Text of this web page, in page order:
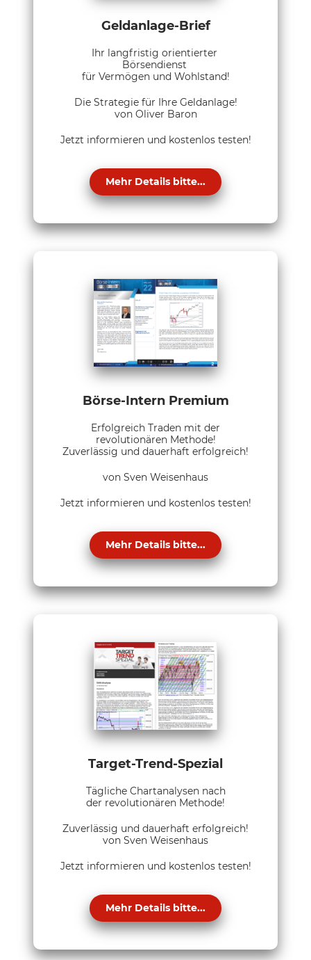
Geldanlage-Brief
Ihr langfristig orientierter
Börsendienst
für Vermögen und Wohlstand!
Die Strategie für Ihre Geldanlage!
von Oliver Baron
Jetzt informieren und kostenlos testen!
Mehr Details bitte...
Börse-Intern Premium
Erfolgreich Traden mit der
revolutionären Methode!
Zuverlässig und dauerhaft erfolgreich!
von Sven Weisenhaus
Jetzt informieren und kostenlos testen!
Mehr Details bitte...
Target-Trend-Spezial
Tägliche Chartanalysen nach
der revolutionären Methode!
Zuverlässig und dauerhaft erfolgreich!
von Sven Weisenhaus
Jetzt informieren und kostenlos testen!
Mehr Details bitte...